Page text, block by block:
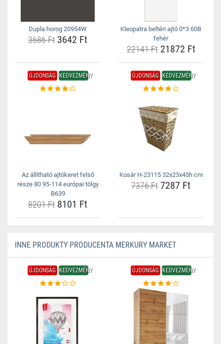
Dupla horog 20954W
3686 Ft 3642 Ft
Kleopatra beltéri ajtó 0*3 60B
fehér
22141 Ft21872 Ft
ÚJDONSÁG KEDVEZMÉNY
Az állítható ajtókeret felső
része 80 95-114 európai tölgy
B639
8201 Ft 8101 Ft
ÚJDONSÁG KEDVEZMÉNY
Kosár H-23115 32x23x45h cm
7376 Ft 7287 Ft
INNE PRODUKTY PRODUCENTA MERKURY MARKET
ÚJDONSÁG KEDVEZMÉNY ÚJDONSÁG KEDVEZMÉNY